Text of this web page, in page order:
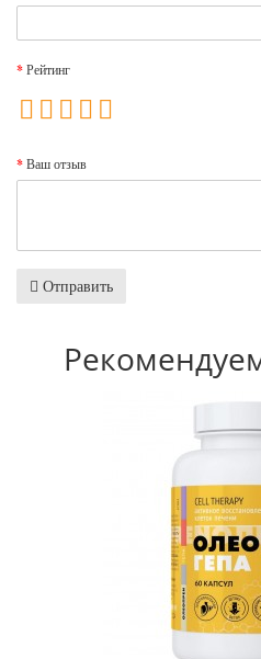
Рейтинг
Ваш отзыв
Отправить